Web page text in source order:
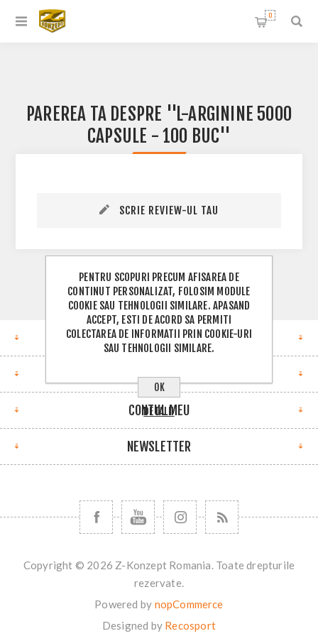
0
PAREREA TA DESPRE
L-ARGININE 5000
CAPSULE - 100 BUC
SCRIE REVIEW-UL TAU
ADRESA
INFORMATII
CONTUL MEU
NEWSLETTER
Copyright © 2026 Z-Konzept Romania. Toate drepturile
rezervate.
Powered by nopCommerce
Designed by Recosport
PENTRU SCOPURI PRECUM AFISAREA DE
CONTINUT PERSONALIZAT, FOLOSIM MODULE
COOKIE SAU TEHNOLOGII SIMILARE. APASAND
ACCEPT, ESTI DE ACORD SA PERMITI
COLECTAREA DE INFORMATII PRIN COOKIE-URI
SAU TEHNOLOGII SIMILARE.
OK
DETALII